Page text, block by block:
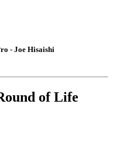
- Joe Hisaishi
of Life